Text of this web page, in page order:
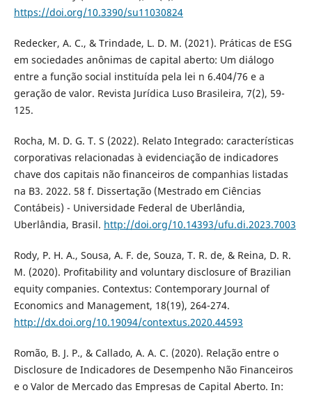
https://doi.org/10.3390/su11030824
Redecker, A. C., & Trindade, L. D. M. (2021). Práticas de ESG
em sociedades anônimas de capital aberto: Um diálogo
entre a função social instituída pela lei n 6.404/76 e a
geração de valor. Revista Jurídica Luso Brasileira, 7(2), 59-
125.
Rocha, M. D. G. T. S (2022). Relato Integrado: características
corporativas relacionadas à evidenciação de indicadores
chave dos capitais não financeiros de companhias listadas
na B3. 2022. 58 f. Dissertação (Mestrado em Ciências
Contábeis) - Universidade Federal de Uberlândia,
Uberlândia, Brasil. http://doi.org/10.14393/ufu.di.2023.7003
Rody, P. H. A., Sousa, A. F. de, Souza, T. R. de, & Reina, D. R.
M. (2020). Profitability and voluntary disclosure of Brazilian
equity companies. Contextus: Contemporary Journal of
Economics and Management, 18(19), 264-274.
http://dx.doi.org/10.19094/contextus.2020.44593
Romão, B. J. P., & Callado, A. A. C. (2020). Relação entre o
Disclosure de Indicadores de Desempenho Não Financeiros
e o Valor de Mercado das Empresas de Capital Aberto. In: